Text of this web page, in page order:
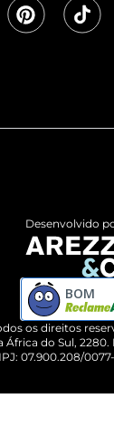
WhatsApp
os direitos
África do Sul, 2280.
07.900.208/
Desenvolvido
BOM